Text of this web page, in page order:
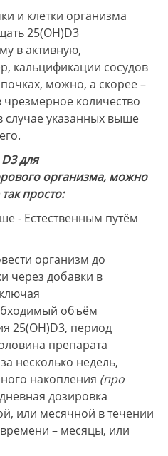
и клетки организма
25(ОН)D3
в активную,
кальцификации сосудов
можно, а скорее –
количество
указанных выше
для
организма, можно
просто:
Естественным путём
организм до
через добавки в
объём
25(ОН)D3, период
препарата
несколько недель,
накопления (про
дозировка
или месячной в течении
– месяцы, или